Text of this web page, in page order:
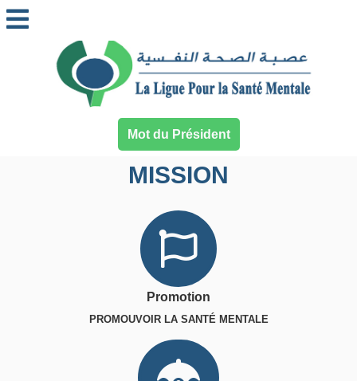
Mot du Président
MISSION
Promotion
PROMOUVOIR LA SANTÉ MENTALE